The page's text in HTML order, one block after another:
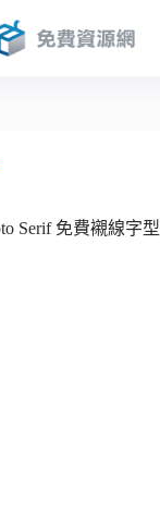
Serif 免費襯線字